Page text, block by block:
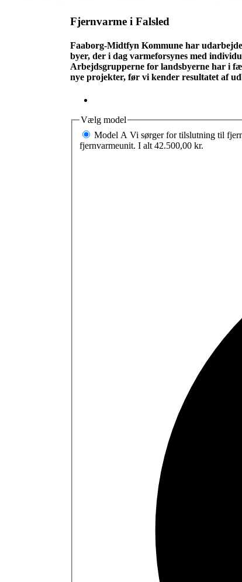
Fjernvarme i Falsled
Faaborg-Midtfyn Kommune har
byer, der i dag varmeforsynes med
Arbejdsgrupperne for landsbyerne har i
nye projekter, før vi kender resultatet af
Vælg model
Model A Vi sørger for tilslutning til
fjernvarmeunit. I alt 42.500,00 kr.